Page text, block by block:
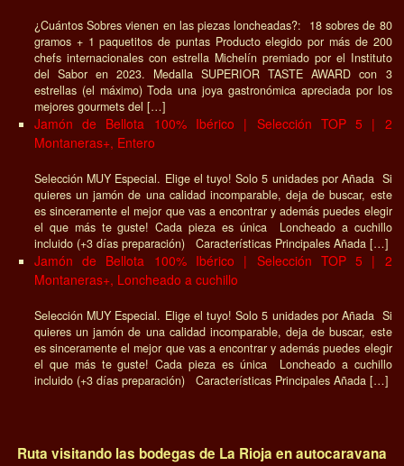
¿Cuántos Sobres vienen en las piezas loncheadas?: 18 sobres de 80
gramos + 1 paquetitos de puntas Producto elegido por más de 200
chefs internacionales con estrella Michelín premiado por el Instituto
del Sabor en 2023. Medalla SUPERIOR TASTE AWARD con 3
estrellas (el máximo) Toda una joya gastronómica apreciada por los
mejores gourmets del […]
Jamón de Bellota 100% Ibérico | Selección TOP 5 | 2
Montaneras+, Entero
Selección MUY Especial. Elige el tuyo! Solo 5 unidades por Añada Si
quieres un jamón de una calidad incomparable, deja de buscar, este
es sinceramente el mejor que vas a encontrar y además puedes elegir
el que más te guste! Cada pieza es única Loncheado a cuchillo
incluido (+3 días preparación) Características Principales Añada […]
Jamón de Bellota 100% Ibérico | Selección TOP 5 | 2
Montaneras+, Loncheado a cuchillo
Selección MUY Especial. Elige el tuyo! Solo 5 unidades por Añada Si
quieres un jamón de una calidad incomparable, deja de buscar, este
es sinceramente el mejor que vas a encontrar y además puedes elegir
el que más te guste! Cada pieza es única Loncheado a cuchillo
incluido (+3 días preparación) Características Principales Añada […]
Ruta visitando las bodegas de La Rioja en autocaravana